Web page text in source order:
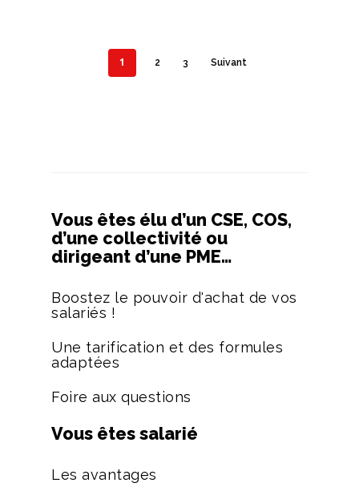
1 2 3 Suivant
Vous êtes élu d’un CSE, COS,
d’une collectivité ou
dirigeant d’une PME…
Boostez le pouvoir d'achat de vos
salariés !
Une tarification et des formules
adaptées
Foire aux questions
Vous êtes salarié
Les avantages